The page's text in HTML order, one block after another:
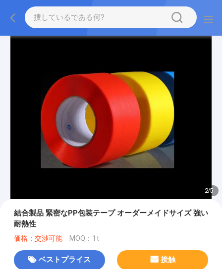
2/5
結合製品 緊密なPP包装テープ オーダーメイドサイズ 強い
耐熱性
価格：交渉可能 MOQ：1t
ベストプライス 接触